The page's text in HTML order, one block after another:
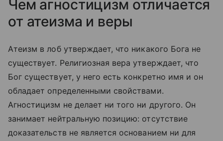
Чем агностицизм отличается
от атеизма и веры
Атеизм в лоб утверждает, что никакого Бога не
существует. Религиозная вера утверждает, что
Бог существует, у него есть конкретно имя и он
обладает определенными свойствами.
Агностицизм не делает ни того ни другого. Он
занимает нейтральную позицию: отсутствие
доказательств не является основанием ни для